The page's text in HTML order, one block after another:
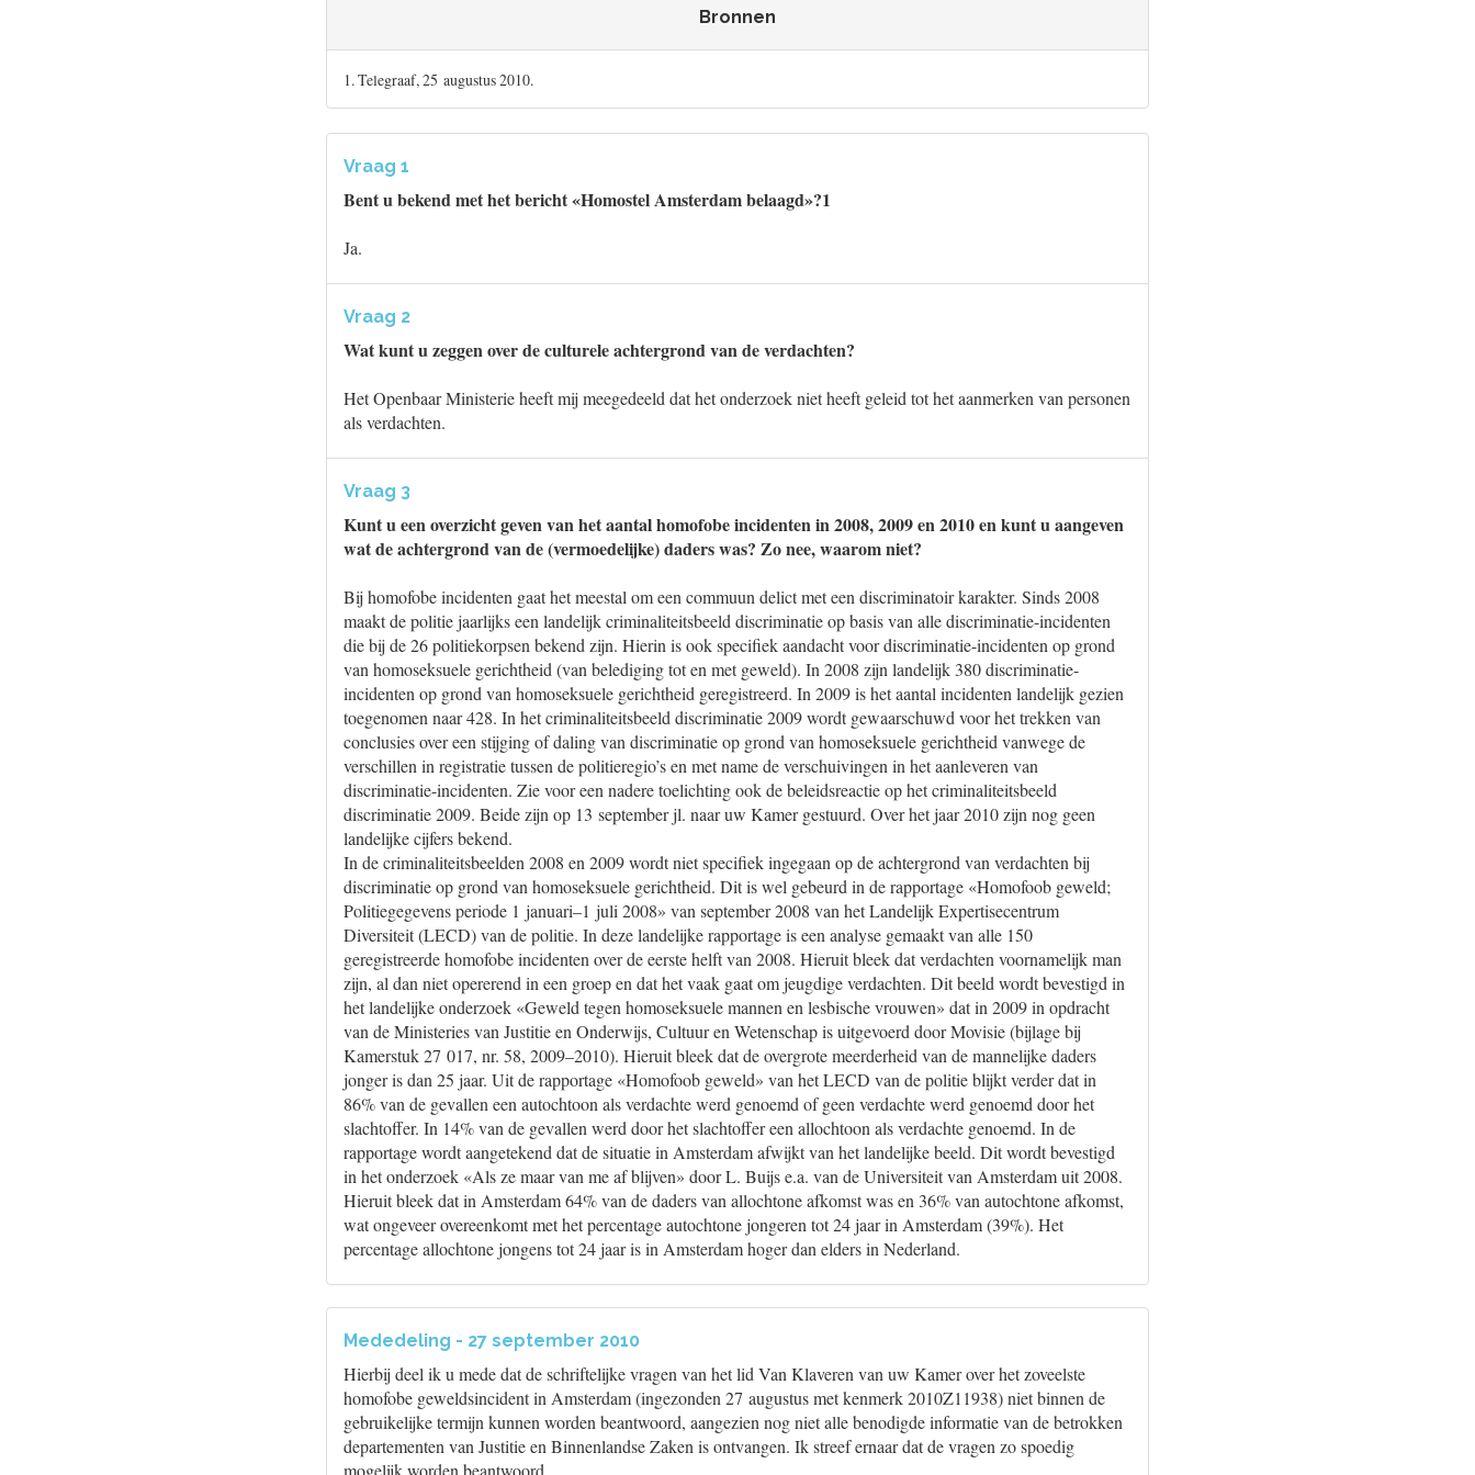
Bronnen
1. Telegraaf, 25 augustus 2010.
Vraag 1
Bent u bekend met het bericht «Homostel Amsterdam belaagd»?1
Ja.
Vraag 2
Wat kunt u zeggen over de culturele achtergrond van de verdachten?
Het Openbaar Ministerie heeft mij meegedeeld dat het onderzoek niet heeft geleid tot het aanmerken van personen
als verdachten.
Vraag 3
Kunt u een overzicht geven van het aantal homofobe incidenten in 2008, 2009 en 2010 en kunt u aangeven
wat de achtergrond van de (vermoedelijke) daders was? Zo nee, waarom niet?
Bij homofobe incidenten gaat het meestal om een commuun delict met een discriminatoir karakter. Sinds 2008
maakt de politie jaarlijks een landelijk criminaliteitsbeeld discriminatie op basis van alle discriminatie-incidenten
die bij de 26 politiekorpsen bekend zijn. Hierin is ook specifiek aandacht voor discriminatie-incidenten op grond
van homoseksuele gerichtheid (van belediging tot en met geweld). In 2008 zijn landelijk 380 discriminatie-
incidenten op grond van homoseksuele gerichtheid geregistreerd. In 2009 is het aantal incidenten landelijk gezien
toegenomen naar 428. In het criminaliteitsbeeld discriminatie 2009 wordt gewaarschuwd voor het trekken van
conclusies over een stijging of daling van discriminatie op grond van homoseksuele gerichtheid vanwege de
verschillen in registratie tussen de politieregio’s en met name de verschuivingen in het aanleveren van
discriminatie-incidenten. Zie voor een nadere toelichting ook de beleidsreactie op het criminaliteitsbeeld
discriminatie 2009. Beide zijn op 13 september jl. naar uw Kamer gestuurd. Over het jaar 2010 zijn nog geen
landelijke cijfers bekend.
In de criminaliteitsbeelden 2008 en 2009 wordt niet specifiek ingegaan op de achtergrond van verdachten bij
discriminatie op grond van homoseksuele gerichtheid. Dit is wel gebeurd in de rapportage «Homofoob geweld;
Politiegegevens periode 1 januari–1 juli 2008» van september 2008 van het Landelijk Expertisecentrum
Diversiteit (LECD) van de politie. In deze landelijke rapportage is een analyse gemaakt van alle 150
geregistreerde homofobe incidenten over de eerste helft van 2008. Hieruit bleek dat verdachten voornamelijk man
zijn, al dan niet opererend in een groep en dat het vaak gaat om jeugdige verdachten. Dit beeld wordt bevestigd in
het landelijke onderzoek «Geweld tegen homoseksuele mannen en lesbische vrouwen» dat in 2009 in opdracht
van de Ministeries van Justitie en Onderwijs, Cultuur en Wetenschap is uitgevoerd door Movisie (bijlage bij
Kamerstuk 27 017, nr. 58, 2009–2010). Hieruit bleek dat de overgrote meerderheid van de mannelijke daders
jonger is dan 25 jaar. Uit de rapportage «Homofoob geweld» van het LECD van de politie blijkt verder dat in
86% van de gevallen een autochtoon als verdachte werd genoemd of geen verdachte werd genoemd door het
slachtoffer. In 14% van de gevallen werd door het slachtoffer een allochtoon als verdachte genoemd. In de
rapportage wordt aangetekend dat de situatie in Amsterdam afwijkt van het landelijke beeld. Dit wordt bevestigd
in het onderzoek «Als ze maar van me af blijven» door L. Buijs e.a. van de Universiteit van Amsterdam uit 2008.
Hieruit bleek dat in Amsterdam 64% van de daders van allochtone afkomst was en 36% van autochtone afkomst,
wat ongeveer overeenkomt met het percentage autochtone jongeren tot 24 jaar in Amsterdam (39%). Het
percentage allochtone jongens tot 24 jaar is in Amsterdam hoger dan elders in Nederland. ‪
Mededeling - 27 september 2010
Hierbij deel ik u mede dat de schriftelijke vragen van het lid Van Klaveren van uw Kamer over het zoveelste
homofobe geweldsincident in Amsterdam (ingezonden 27 augustus met kenmerk 2010Z11938) niet binnen de
gebruikelijke termijn kunnen worden beantwoord, aangezien nog niet alle benodigde informatie van de betrokken
departementen van Justitie en Binnenlandse Zaken is ontvangen. Ik streef ernaar dat de vragen zo spoedig
mogelijk worden beantwoord.